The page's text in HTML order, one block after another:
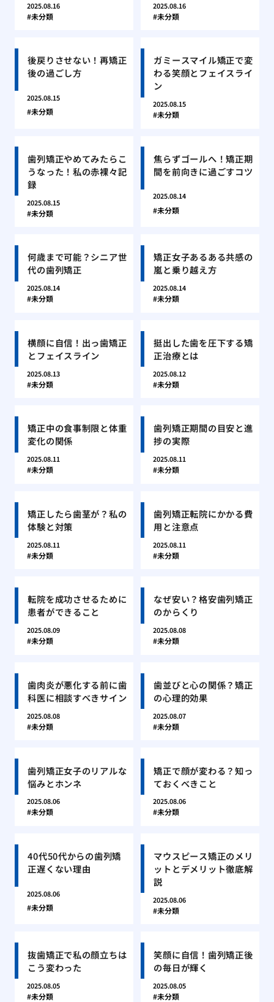
2025.08.16
未分類
2025.08.16
未分類
後戻りさせない！再矯正
後の過ごし方
2025.08.15
未分類
ガミースマイル矯正で変
わる笑顔とフェイスライ
ン
2025.08.15
未分類
歯列矯正やめてみたらこ
うなった！私の赤裸々記
録
2025.08.15
未分類
焦らずゴールへ！矯正期
間を前向きに過ごすコツ
2025.08.14
未分類
何歳まで可能？シニア世
代の歯列矯正
2025.08.14
未分類
矯正女子あるある共感の
嵐と乗り越え方
2025.08.14
未分類
横顔に自信！出っ歯矯正
とフェイスライン
2025.08.13
未分類
挺出した歯を圧下する矯
正治療とは
2025.08.12
未分類
矯正中の食事制限と体重
変化の関係
2025.08.11
未分類
歯列矯正期間の目安と進
捗の実際
2025.08.11
未分類
矯正したら歯茎が？私の
体験と対策
2025.08.11
未分類
歯列矯正転院にかかる費
用と注意点
2025.08.11
未分類
転院を成功させるために
患者ができること
2025.08.09
未分類
なぜ安い？格安歯列矯正
のからくり
2025.08.08
未分類
歯肉炎が悪化する前に歯
科医に相談すべきサイン
2025.08.08
未分類
歯並びと心の関係？矯正
の心理的効果
2025.08.07
未分類
歯列矯正女子のリアルな
悩みとホンネ
2025.08.06
未分類
矯正で顔が変わる？知っ
ておくべきこと
2025.08.06
未分類
40代50代からの歯列矯
正遅くない理由
2025.08.06
未分類
マウスピース矯正のメリ
ットとデメリット徹底解
説
2025.08.06
未分類
抜歯矯正で私の顔立ちは
こう変わった
2025.08.05
未分類
笑顔に自信！歯列矯正後
の毎日が輝く
2025.08.05
未分類